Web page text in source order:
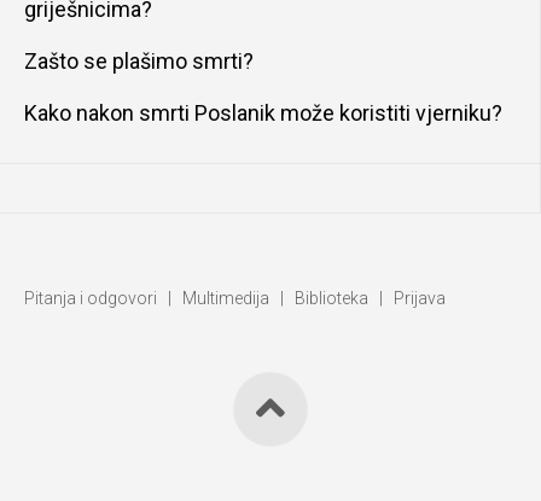
griješnicima?
Zašto se plašimo smrti?
Kako nakon smrti Poslanik može koristiti vjerniku?
Pitanja i odgovori Multimedija Biblioteka Prijava